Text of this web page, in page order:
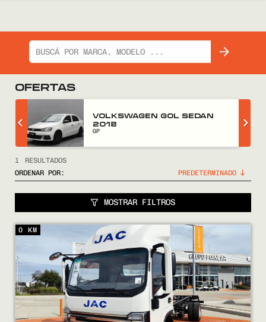
VENDÉ
FINANCIÁ
NOSOTROS
OFERTAS
VOLKSWAGEN GOL SEDAN
2018
GP
1
RESULTADOS
ORDENAR POR:
MOSTRAR FILTROS
0 KM